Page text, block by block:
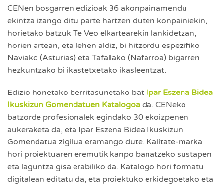
CENen bosgarren edizioak 36 akonpainamendu
ekintza izango ditu parte hartzen duten konpainiekin,
horietako batzuk Te Veo elkartearekin lankidetzan,
horien artean, eta lehen aldiz, bi hitzordu espezifiko
Naviako (Asturias) eta Tafallako (Nafarroa) bigarren
hezkuntzako bi ikastetxetako ikasleentzat.
Edizio honetako berritasunetako bat Ipar Eszena Bidea
Ikuskizun Gomendatuen Katalogoa da. CENeko
batzorde profesionalek egindako 30 ekoizpenen
aukeraketa da, eta Ipar Eszena Bidea Ikuskizun
Gomendatua zigilua eramango dute. Kalitate-marka
hori proiektuaren eremutik kanpo banatzeko sustapen
eta laguntza gisa erabiliko da. Katalogo hori formatu
digitalean editatu da, eta proiektuko erkidegoetako eta